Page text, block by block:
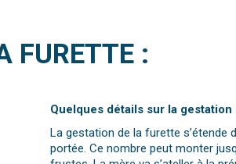
FURETTE :
Quelques détails sur la
La gestation de la furette s’étende
portée. Ce nombre peut monter